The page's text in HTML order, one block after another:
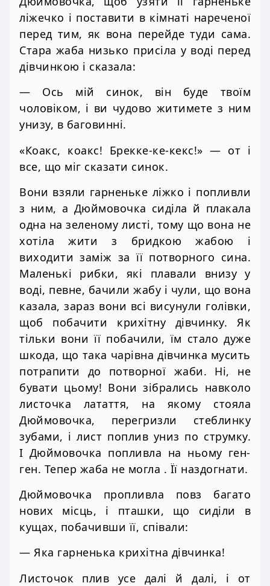
ліжечко і поставити в кімнаті нареченої
перед тим, як вона перейде туди сама.
Стара жаба низько присіла у воді перед
дівчинкою і сказала:
— Ось мій синок, він буде твоїм
чоловіком, і ви чудово житимете з ним
унизу, в баговинні.
«Коакс, коакс! Брекке-ке-кекс!» — от і
все, що міг сказати синок.
Вони взяли гарненьке ліжко і попливли
з ним, а Дюймовочка сиділа й плакала
одна на зеленому листі, тому що вона не
хотіла жити з бридкою жабою і
виходити заміж за її потворного сина.
Маленькі рибки, які плавали внизу у
воді, певне, бачили жабу і чули, що вона
казала, зараз вони всі висунули голівки,
щоб побачити крихітну дівчинку. Як
тільки вони її побачили, їм стало дуже
шкода, що така чарівна дівчинка мусить
потрапити до потворної жаби. Ні, не
бувати цьому! Вони зібрались навколо
листочка латаття, на якому стояла
Дюймовочка, перегризли стеблинку
зубами, і лист поплив униз по струмку.
І Дюймовочка попливла на ньому ген-
ген. Тепер жаба не могла . Її наздогнати.
Дюймовочка пропливла повз багато
нових місць, і пташки, що сиділи в
кущах, побачивши її, співали:
— Яка гарненька крихітна дівчинка!
Листочок плив усе далі й далі, і от